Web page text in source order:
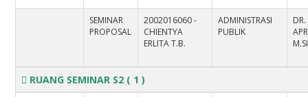
SEMINAR
PROPOSAL
2002016060 -
CHIENTYA
ERLITA T.B.
ADMINISTRASI
PUBLIK
DR.
M.SI
RUANG SEMINAR S2 ( 1 )